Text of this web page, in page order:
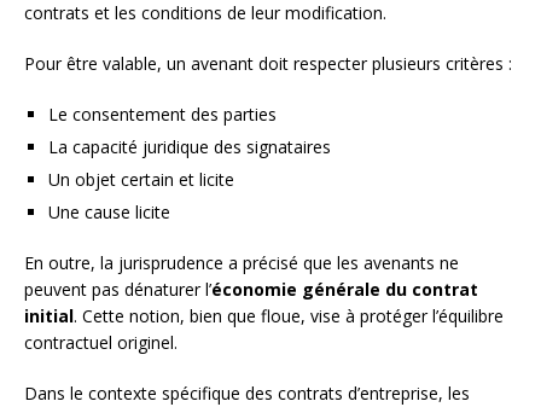
contrats et les conditions de leur modification.
Pour être valable, un avenant doit respecter plusieurs critères :
Le consentement des parties
La capacité juridique des signataires
Un objet certain et licite
Une cause licite
En outre, la jurisprudence a précisé que les avenants ne
peuvent pas dénaturer l’économie générale du contrat
initial. Cette notion, bien que floue, vise à protéger l’équilibre
contractuel originel.
Dans le contexte spécifique des contrats d’entreprise, les